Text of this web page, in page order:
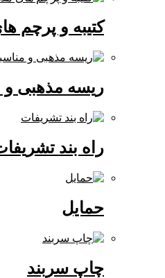
کتیبه و پرچم های مذهبی
ریسه مذهبی و مناسبتی
راه بند تشریفات
چاپ سربند